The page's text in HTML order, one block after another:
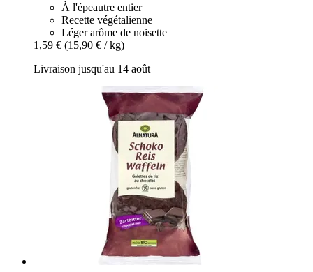
À l'épeautre entier
Recette végétalienne
Léger arôme de noisette
1,59 € (15,90 € / kg)
Livraison jusqu'au 14 août